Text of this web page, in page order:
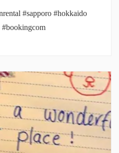
#sapporo #hokkaido